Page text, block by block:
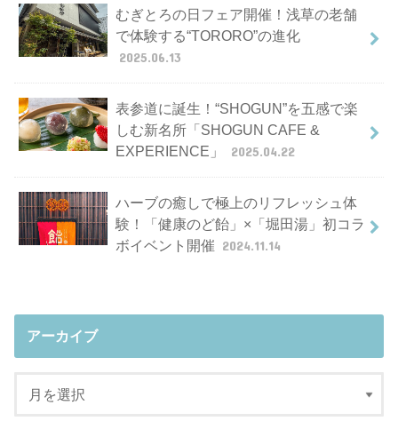
むぎとろの日フェア開催！浅草の老舗
で体験する“TORORO”の進化
2025.06.13
表参道に誕生！“SHOGUN”を五感で楽
しむ新名所「SHOGUN CAFE &
EXPERIENCE」
2025.04.22
ハーブの癒しで極上のリフレッシュ体
験！「健康のど飴」×「堀田湯」初コラ
ボイベント開催 2024.11.14
アーカイブ